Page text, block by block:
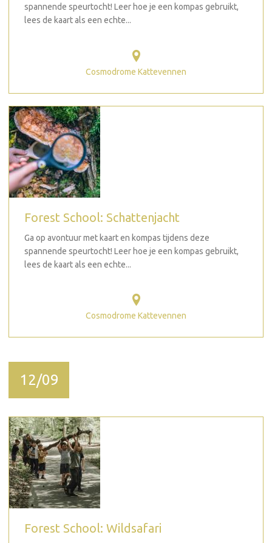
spannende speurtocht! Leer hoe je een kompas gebruikt,
lees de kaart als een echte...
Cosmodrome Kattevennen
Forest School: Schattenjacht
Ga op avontuur met kaart en kompas tijdens deze
spannende speurtocht! Leer hoe je een kompas gebruikt,
lees de kaart als een echte...
Cosmodrome Kattevennen
12/09
Forest School: Wildsafari